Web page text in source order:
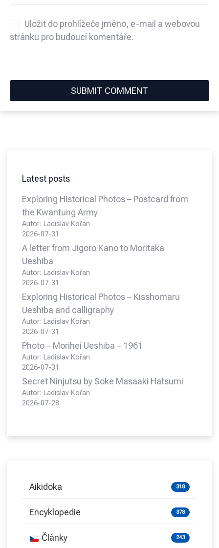
Uložit do prohlížeče jméno, e-mail a webovou
stránku pro budoucí komentáře.
Latest posts
Exploring Historical Photos – Postcard from
the Kwantung Army
Autor: Ladislav Kořan
2026-07-31
A letter from Jigoro Kano to Moritaka
Ueshiba
Autor: Ladislav Kořan
2026-07-31
Exploring Historical Photos – Kisshomaru
Ueshiba and calligraphy
Autor: Ladislav Kořan
2026-07-31
Photo – Morihei Ueshiba – 1961
Autor: Ladislav Kořan
2026-07-31
Secret Ninjutsu by Soke Masaaki Hatsumi
Autor: Ladislav Kořan
2026-07-28
Aikidoka 318
Encyklopedie 378
Články 243